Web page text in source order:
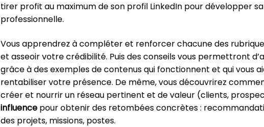
tirer profit au maximum de son profil LinkedIn pour développer
professionnelle.
Vous apprendrez à compléter et renforcer chacune des
et asseoir votre crédibilité. Puis des conseils vous permettront
grâce à des exemples de contenus qui fonctionnent et qui vous
rentabiliser votre présence. De même, vous découvrirez
créer et nourrir un réseau pertinent et de valeur (clients,
influence pour obtenir des retombées concrètes :
des projets, missions, postes.